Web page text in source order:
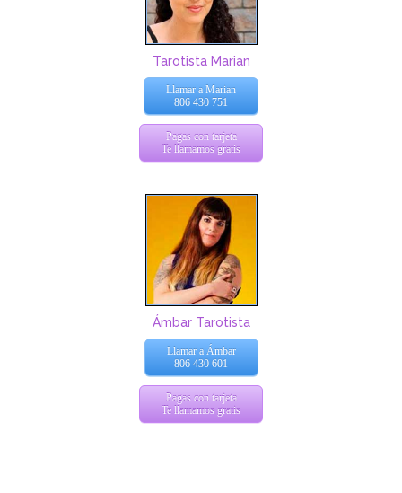
Tarotista Marian
Llamar a Marian
806 430 751
Pagas con tarjeta
Te llamamos gratis
Ámbar Tarotista
Llamar a Ámbar
806 430 601
Pagas con tarjeta
Te llamamos gratis